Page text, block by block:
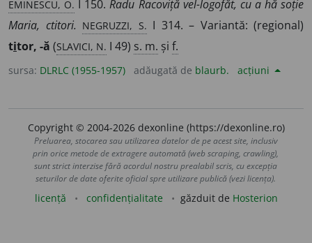
I 150.Radu Racoviță vel-logofăt, cu a hă soție
Maria, ctitori. NEGRUZZI, S. I 314. – Variantă: (regional)
titor, -ă (SLAVICI, N. I 49) s. m. și f.
sursa: DLRLC (1955-1957) adăugată de blaurb. acțiuni
Copyright © 2004-2026 dexonline (https://dexonline.ro)
Preluarea, stocarea sau utilizarea datelor de pe acest site, inclusiv
prin orice metode de extragere automată (web scraping, crawling),
sunt strict interzise fără acordul nostru prealabil scris, cu excepția
seturilor de date oferite oficial spre utilizare publică (vezi licența).
licență confidențialitate găzduit de Hosterion